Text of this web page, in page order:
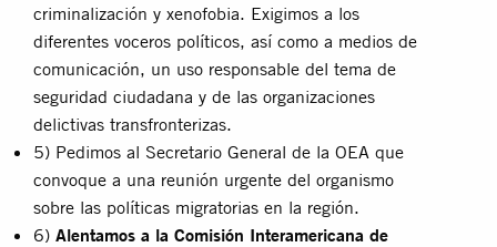
criminalización y xenofobia. Exigimos a los
diferentes voceros políticos, así como a medios de
comunicación, un uso responsable del tema de
seguridad ciudadana y de las organizaciones
delictivas transfronterizas.
5) Pedimos al Secretario General de la OEA que
convoque a una reunión urgente del organismo
sobre las políticas migratorias en la región.
6) Alentamos a la Comisión Interamericana de